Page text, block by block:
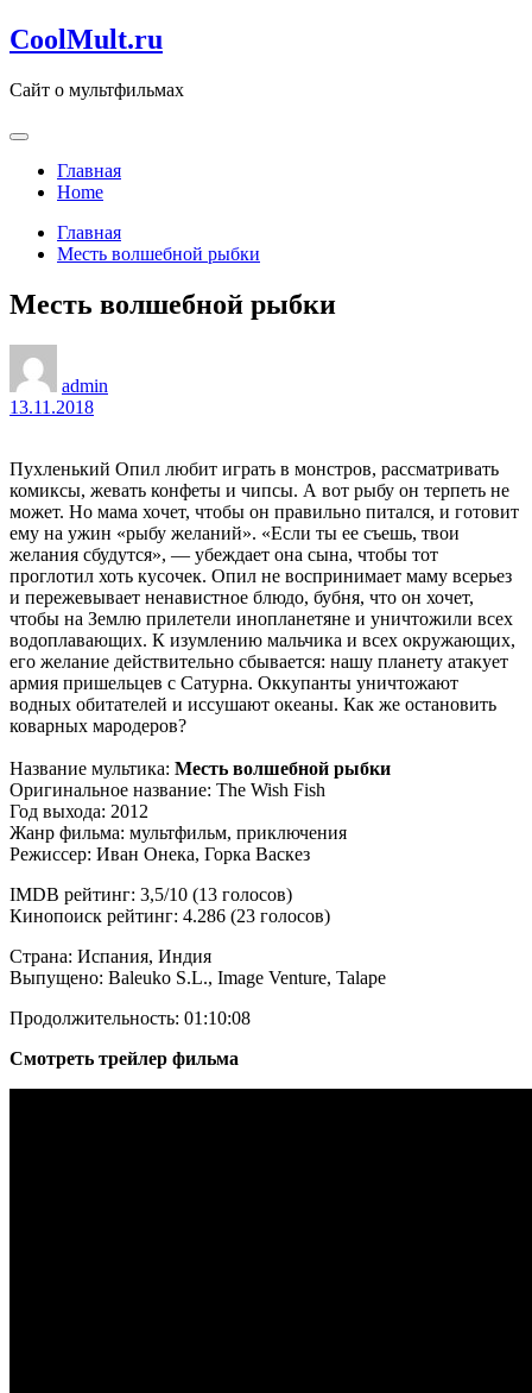
Перейти
к
CoolMult.ru
Сайт о мультфильмах
Главная
Home
Главная
Месть волшебной рыбки
Месть волшебной рыбки
admin
13.11.2018
Пухленький Опил любит играть в монстров, рассматривать
комиксы, жевать конфеты и чипсы. А вот рыбу он терпеть не
может. Но мама хочет, чтобы он правильно питался, и готовит
ему на ужин «рыбу желаний». «Если ты ее съешь, твои
желания сбудутся», — убеждает она сына, чтобы тот
проглотил хоть кусочек. Опил не воспринимает маму всерьез
и пережевывает ненавистное блюдо, бубня, что он хочет,
чтобы на Землю прилетели инопланетяне и уничтожили всех
водоплавающих. К изумлению мальчика и всех окружающих,
его желание действительно сбывается: нашу планету атакует
армия пришельцев с Сатурна. Оккупанты уничтожают
водных обитателей и иссушают океаны. Как же остановить
коварных мародеров?
Название мультика: Месть волшебной рыбки
Оригинальное название: The Wish Fish
Год выхода: 2012
Жанр фильма: мультфильм, приключения
Режиссер: Иван Онека, Горка Васкез
IMDB рейтинг: 3,5/10 (13 голосов)
Кинопоиск рейтинг: 4.286 (23 голосов)
Страна: Испания, Индия
Выпущено: Baleuko S.L., Image Venture, Talape
Продолжительность: 01:10:08
Смотреть трейлер фильма